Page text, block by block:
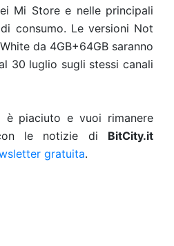
Mi Store e nelle principali
consumo. Le versioni Not
da 4GB+64GB saranno
30 luglio sugli stessi canali
piaciuto e vuoi rimanere
le notizie di BitCity.it
gratuita.